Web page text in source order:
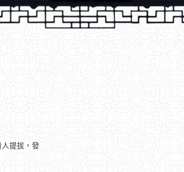
提拔，發